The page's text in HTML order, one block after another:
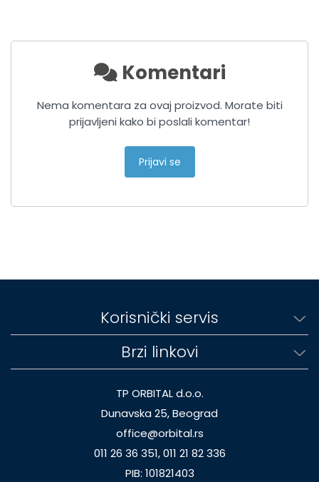
Komentari
Nema komentara za ovaj proizvod. Morate biti
prijavljeni kako bi poslali komentar!
Prijavi se
Korisnički servis
Brzi linkovi
TP ORBITAL d.o.o.
Dunavska 25, Beograd
office@orbital.rs
011 26 36 351, 011 21 82 336
PIB: 101821403